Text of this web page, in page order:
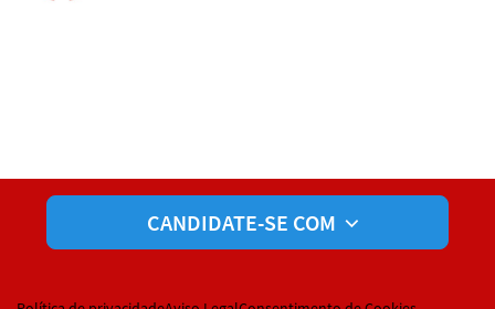
CANDIDATE-SE COM